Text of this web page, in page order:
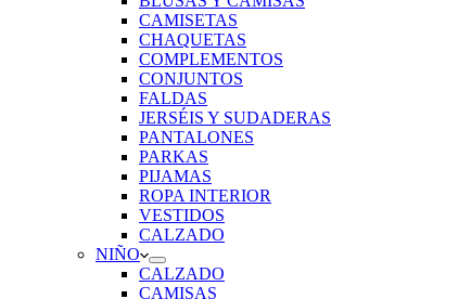
CAMISETAS
CHAQUETAS
COMPLEMENTOS
CONJUNTOS
FALDAS
JERSÉIS Y SUDADERAS
PANTALONES
PARKAS
PIJAMAS
ROPA INTERIOR
VESTIDOS
CALZADO
NIÑO
CALZADO
CAMISAS